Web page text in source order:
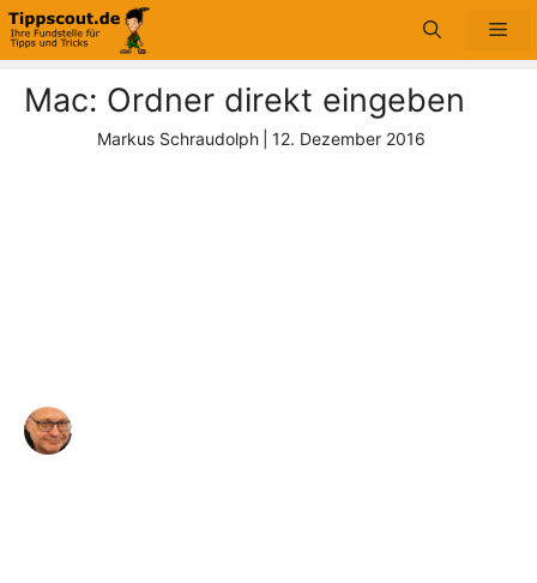
Zum
Inhalt
Mac: Ordner direkt eingeben
Markus Schraudolph 12. Dezember 2016